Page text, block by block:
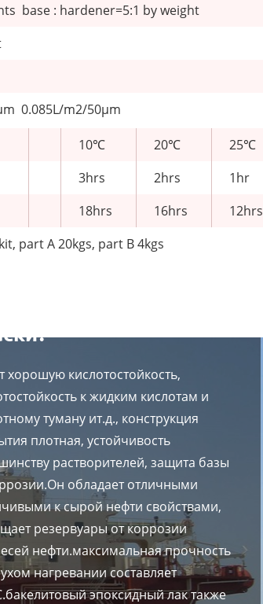
base : hardener=5:1 by weight
0.085L/m2/50μm
10℃ 20℃
25℃
3hrs 2hrs
1hr
18hrs 16hrs
12hrs
part A 20kgs, part B 4kgs
хорошую кислотостойкость,
к жидким кислотам и
туману ит.д., конструкция
плотная, устойчивость
растворителей, защита базы
обладает отличными
к сырой нефти свойствами,
резервуары от коррозии
нефти.максимальная прочность
нагревании составляет
эпоксидный лак также